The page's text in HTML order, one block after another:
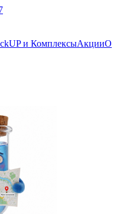
и КомплексыАкцииО